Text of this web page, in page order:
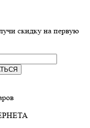
скидку на первую